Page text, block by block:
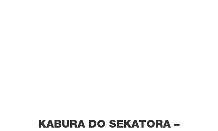
KABURA DO SEKATORA –